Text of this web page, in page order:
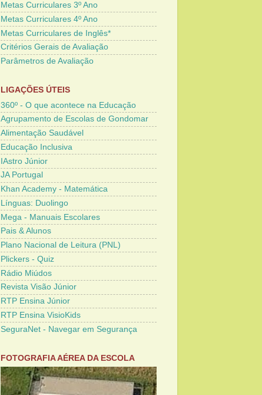
Metas Curriculares 3º Ano
Metas Curriculares 4º Ano
Metas Curriculares de Inglês*
Critérios Gerais de Avaliação
Parâmetros de Avaliação
LIGAÇÕES ÚTEIS
360º - O que acontece na Educação
Agrupamento de Escolas de Gondomar
Alimentação Saudável
Educação Inclusiva
IAstro Júnior
JA Portugal
Khan Academy - Matemática
Línguas: Duolingo
Mega - Manuais Escolares
Pais & Alunos
Plano Nacional de Leitura (PNL)
Plickers - Quiz
Rádio Miúdos
Revista Visão Júnior
RTP Ensina Júnior
RTP Ensina VisioKids
SeguraNet - Navegar em Segurança
FOTOGRAFIA AÉREA DA ESCOLA